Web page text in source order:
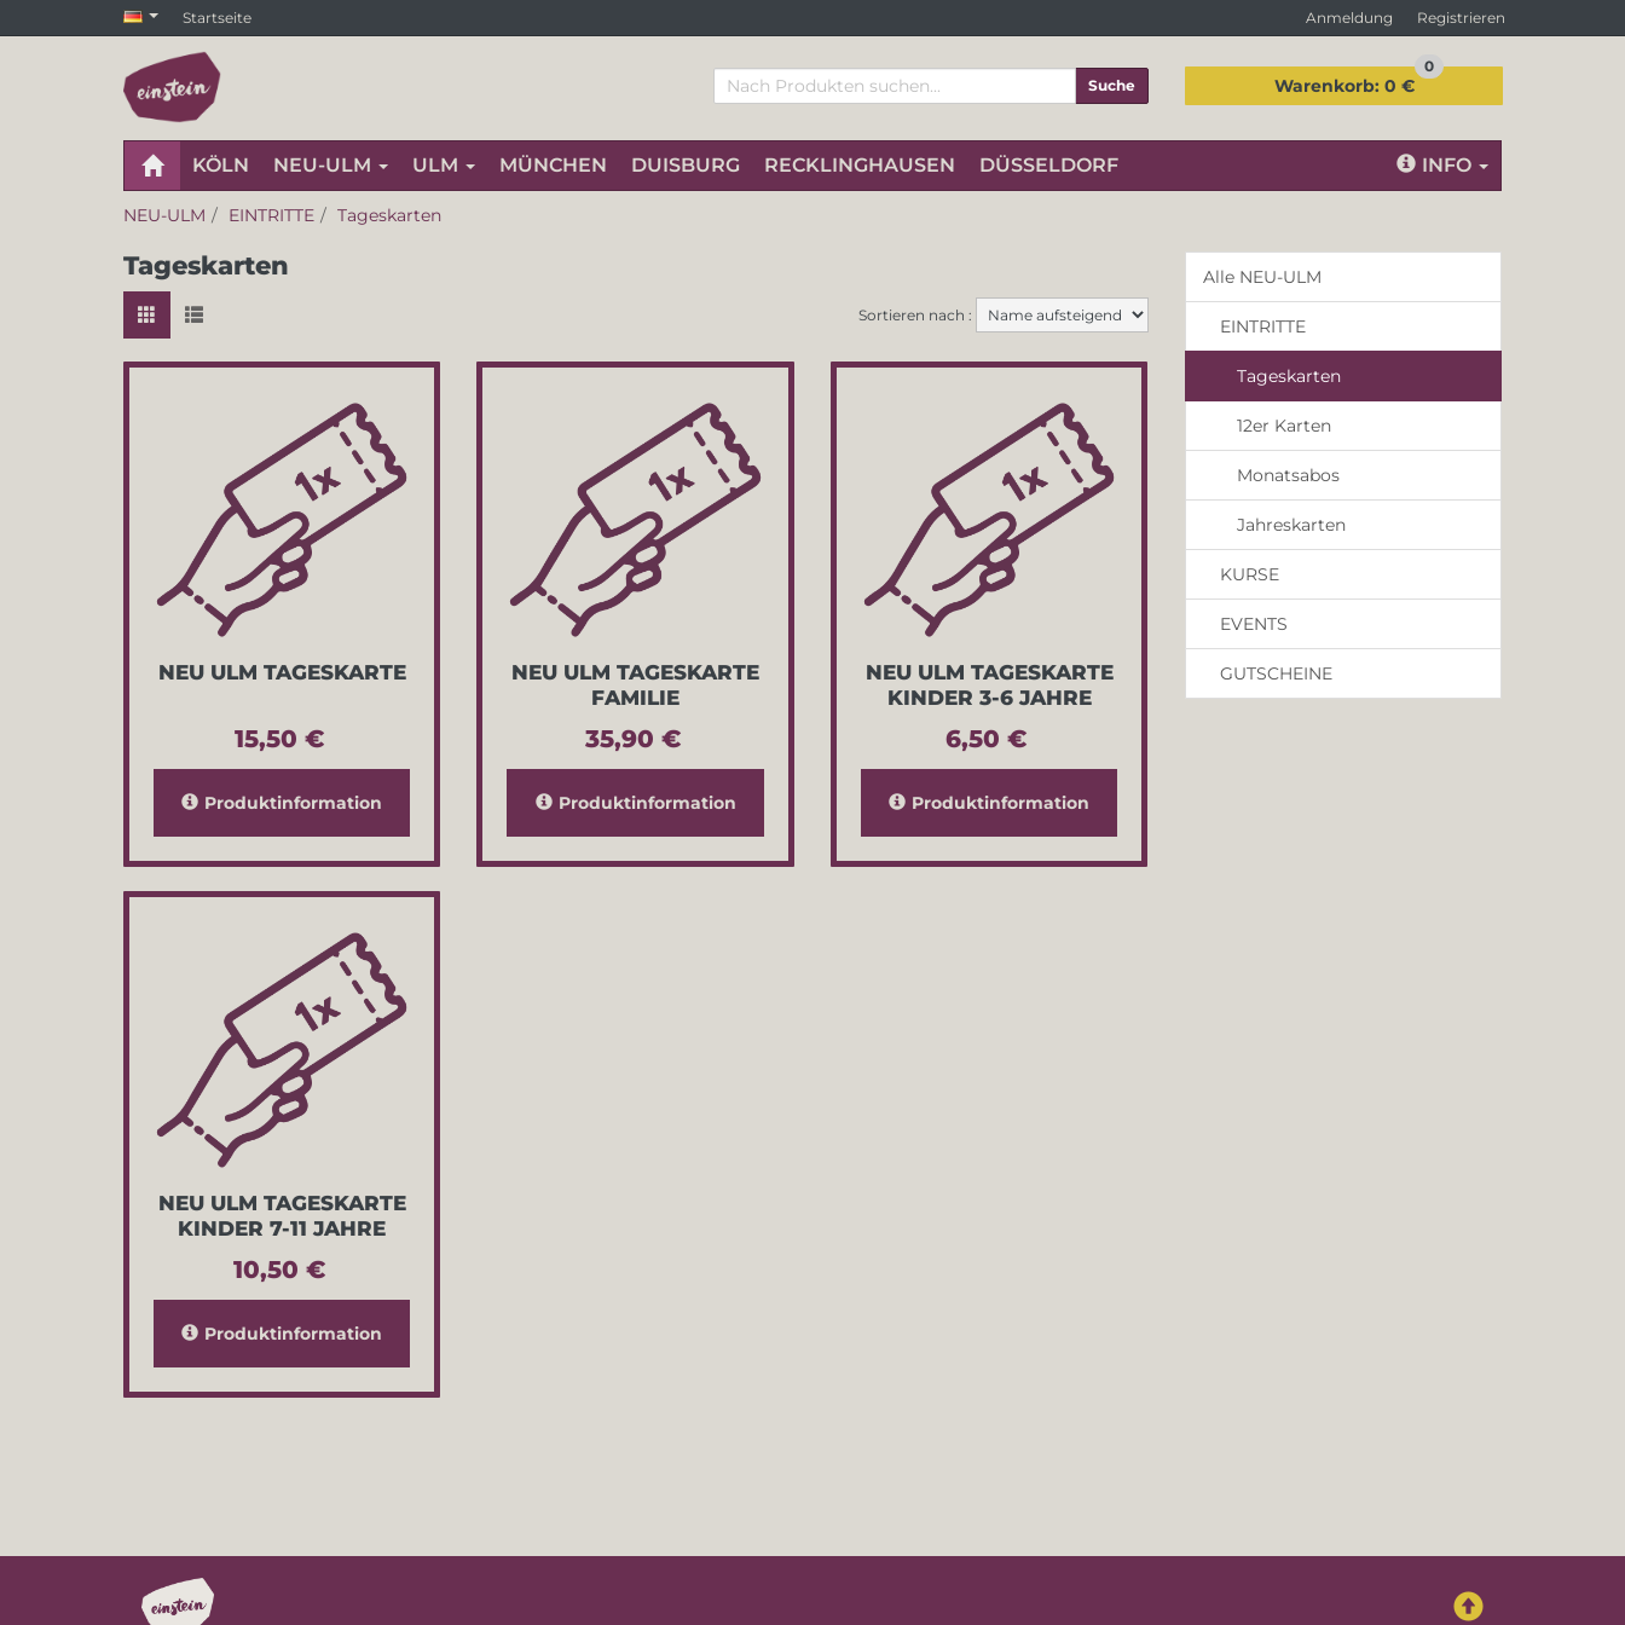
Startseite Anmeldung Registrieren
Suche Warenkorb: 0 €
0
KÖLN NEU-ULM ULM MÜNCHEN DUISBURG RECKLINGHAUSEN DÜSSELDORF INFO
NEU-ULM EINTRITTE Tageskarten
Alle NEU-ULM
EINTRITTE
Tageskarten
12er Karten
Monatsabos
Jahreskarten
KURSE
EVENTS
GUTSCHEINE
Tageskarten
Sortieren nach :
NEU ULM TAGESKARTE
15,50 €
Produktinformation
NEU ULM TAGESKARTE
FAMILIE
35,90 €
Produktinformation
NEU ULM TAGESKARTE
KINDER 3-6 JAHRE
6,50 €
Produktinformation
NEU ULM TAGESKARTE
KINDER 7-11 JAHRE
10,50 €
Produktinformation